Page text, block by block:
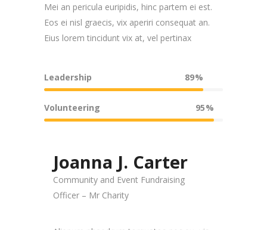
Mei an pericula euripidis, hinc partem ei est.
Eos ei nisl graecis, vix aperiri consequat an.
Eius lorem tincidunt vix at, vel pertinax
Leadership 89
Volunteering 95
Joanna J. Carter
Community and Event Fundraising
Officer – Mr Charity